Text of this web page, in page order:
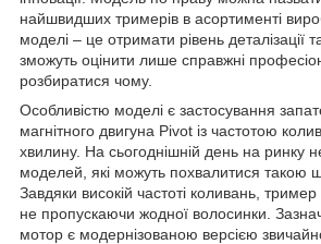
найшвидших тримерів в асортименті
моделі – це отримати рівень деталізації
зможуть оцінити лише справжні
розбиратися чому.
Особливістю моделі є застосування
магнітного двигуна Pivot із частотою
хвилину. На сьогоднішній день на ринку
моделей, які можуть похвалитися такою
Завдяки високій частоті коливань,
не пропускаючи жодної волосинки.
мотор є модернізованою версією